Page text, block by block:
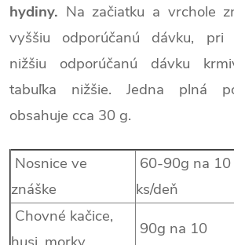
hydiny. Na začiatku a vrchole
vyššiu odporúčanú dávku, pri
nižšiu odporúčanú dávku
tabuľka nižšie. Jedna plná
obsahuje cca 30 g.
Nosnice ve
znáške
60-90g na 10
ks/deň
Chovné kačice,
90g na 10